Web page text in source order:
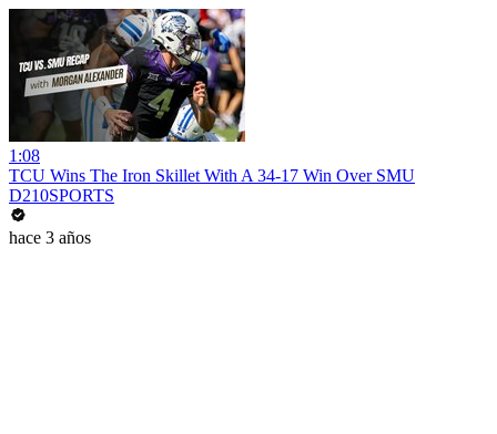
1:08
TCU Wins The Iron Skillet With A 34-17 Win Over SMU
D210SPORTS
hace 3 años